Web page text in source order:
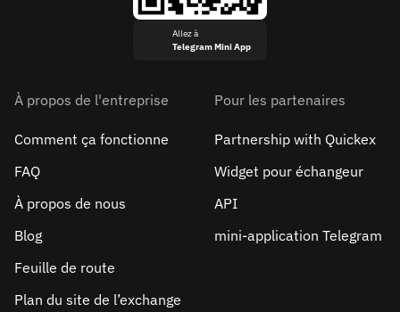
Allez à
Telegram Mini App
À propos de l'entreprise
Comment ça fonctionne
FAQ
À propos de nous
Blog
Feuille de route
Plan du site de l’exchange
Pour les partenaires
Partnership with Quickex
Widget pour échangeur
API
mini-application Telegram